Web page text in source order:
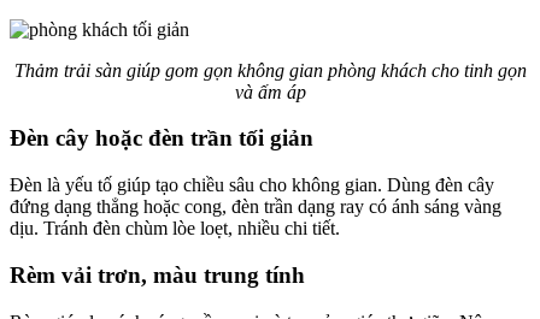
Thảm trải sàn giúp gom gọn không gian phòng khách cho tinh gọn
và ấm áp
Đèn cây hoặc đèn trần tối giản
Đèn là yếu tố giúp tạo chiều sâu cho không gian. Dùng đèn cây
đứng dạng thẳng hoặc cong, đèn trần dạng ray có ánh sáng vàng
dịu. Tránh đèn chùm lòe loẹt, nhiều chi tiết.
Rèm vải trơn, màu trung tính